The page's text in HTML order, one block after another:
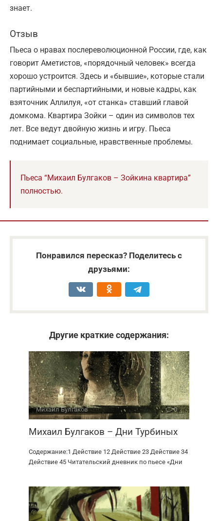
знает.
Отзыв
Пьеса о нравах послереволюционной России, где, как
говорит Аметистов, «порядочный человек» всегда
хорошо устроится. Здесь и «бывшие», которые стали
партийными и беспартийными, и новые кадры, как
взяточник Аллилуя, «от станка» ставший главой
домкома. Квартира Зойки – один из символов тех
лет. Все ведут двойную жизнь и игру. Пьеса
поднимает социальные, нравственные проблемы.
Пьеса “Михаил Булгаков – Зойкина квартира”
полностью.
Понравился пересказ? Поделитесь с
друзьями:
Другие краткие содержания:
Михаил Булгаков 0
Михаил Булгаков – Дни Турбиных
Содержание:1 Действие 12 Действие 23 Действие 34
Действие 45 Читательский дневник по пьесе «Дни